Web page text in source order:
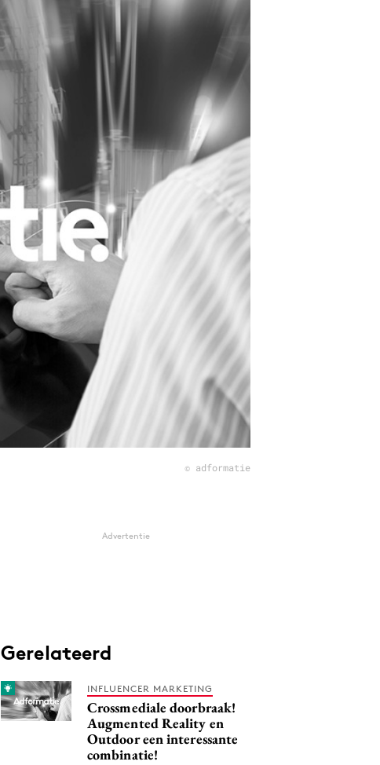
© adformatie
Advertentie
Gerelateerd
INFLUENCER MARKETING
Crossmediale doorbraak!
Augmented Reality en
Outdoor een interessante
combinatie!